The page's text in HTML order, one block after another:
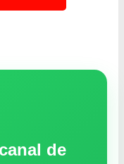
de